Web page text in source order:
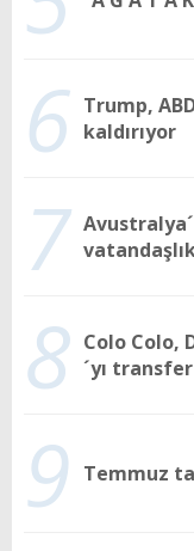
6 Trump,
kaldırıyor
7
8 Colo Colo,
´yı
9 Temmuz